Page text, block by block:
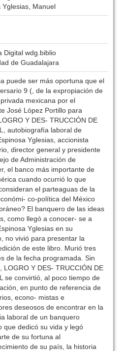
Yglesias, Manuel
Digital wdg.biblio
de Guadalajara
puede ser más oportuna que el
9 (, de la expropiación de
mexicana por el
José López Portillo para
Y DES- TRUCCIÓN DE
autobiografía laboral de
Yglesias, accionista
director general y presidente
de Administración de
el banco más importante de
cuando ocurrió lo que
el parteaguas de la
co-política del México
El banquero de las ideas
como llegó a conocer- se a
Yglesias en su
no vivió para presentar la
de este libro. Murió tres
de la fecha programada. Sin
LOGRO Y DES- TRUCCIÓN DE
se convirtió, al poco tiempo de
en punto de referencia de
econo- mistas e
deseosos de encontrar en la
laboral de un banquero
que dedicó su vida y legó
de su fortuna al
de su país, la historia